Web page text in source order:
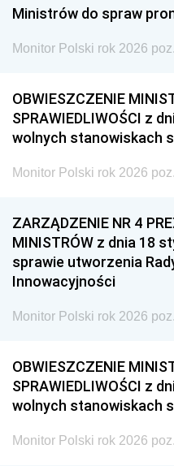
Ministrów do spraw
Monitor Polski rok 2026
OBWIESZCZENIE
SPRAWIEDLIWOŚCI z
wolnych stanowiskach
Monitor Polski rok 2026
ZARZĄDZENIE NR 4
MINISTRÓW z dnia 18
sprawie utworzenia
Innowacyjności
Monitor Polski rok 2026
OBWIESZCZENIE
SPRAWIEDLIWOŚCI z
wolnych stanowiskach
Monitor Polski rok 2026